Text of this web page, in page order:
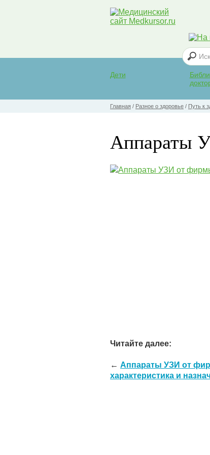
Дети
Главная / Разное о здоровье / Путь к
Аппараты
Читайте далее:
← Аппараты УЗИ от
характеристика и